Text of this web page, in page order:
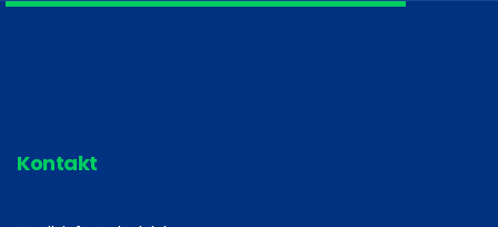
Kontakt